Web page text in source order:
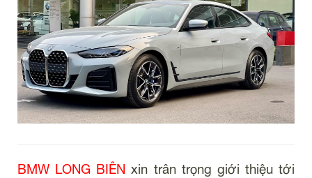
BMW LONG BIÊN xin trân trọng giới thiệu tới